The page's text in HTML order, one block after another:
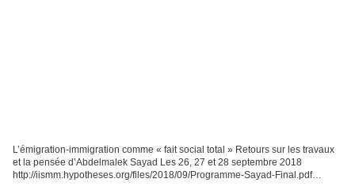
L’émigration-immigration comme « fait social total » Retours sur les travaux
et la pensée d’Abdelmalek Sayad Les 26, 27 et 28 septembre 2018
http://iismm.hypotheses.org/files/2018/09/Programme-Sayad-Final.pdf